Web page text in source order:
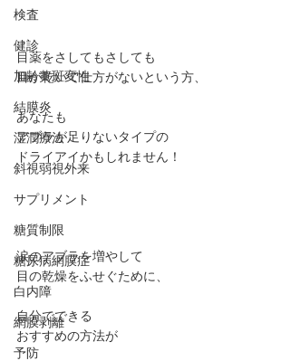
検査
健診
加齢黄斑変性
結膜炎
湿潤療法
斜視弱視外来
サプリメント
糖質制限
糖尿病網膜症
白内障
網膜剥離
予防
目薬をさしてもさしても
目が乾いて仕方がないという方、
あなたも﻿
アブラが足りないタイプの﻿
ドライアイかもしれません！﻿
涙のアブラを増やして﻿
目の乾燥をふせぐために、﻿
自分でできる﻿
おすすめの方法が﻿